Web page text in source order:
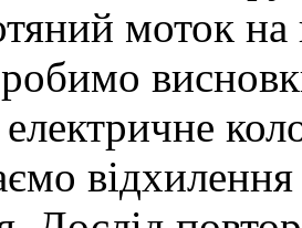
моток
робимо